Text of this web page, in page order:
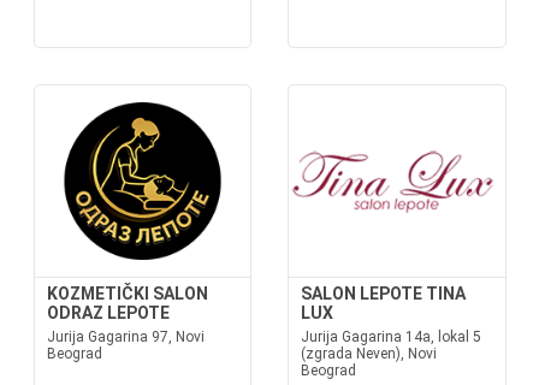
KOZMETIČKI SALON
ODRAZ LEPOTE
Jurija Gagarina 97, Novi
Beograd
SALON LEPOTE TINA
LUX
Jurija Gagarina 14a, lokal 5
(zgrada Neven), Novi
Beograd